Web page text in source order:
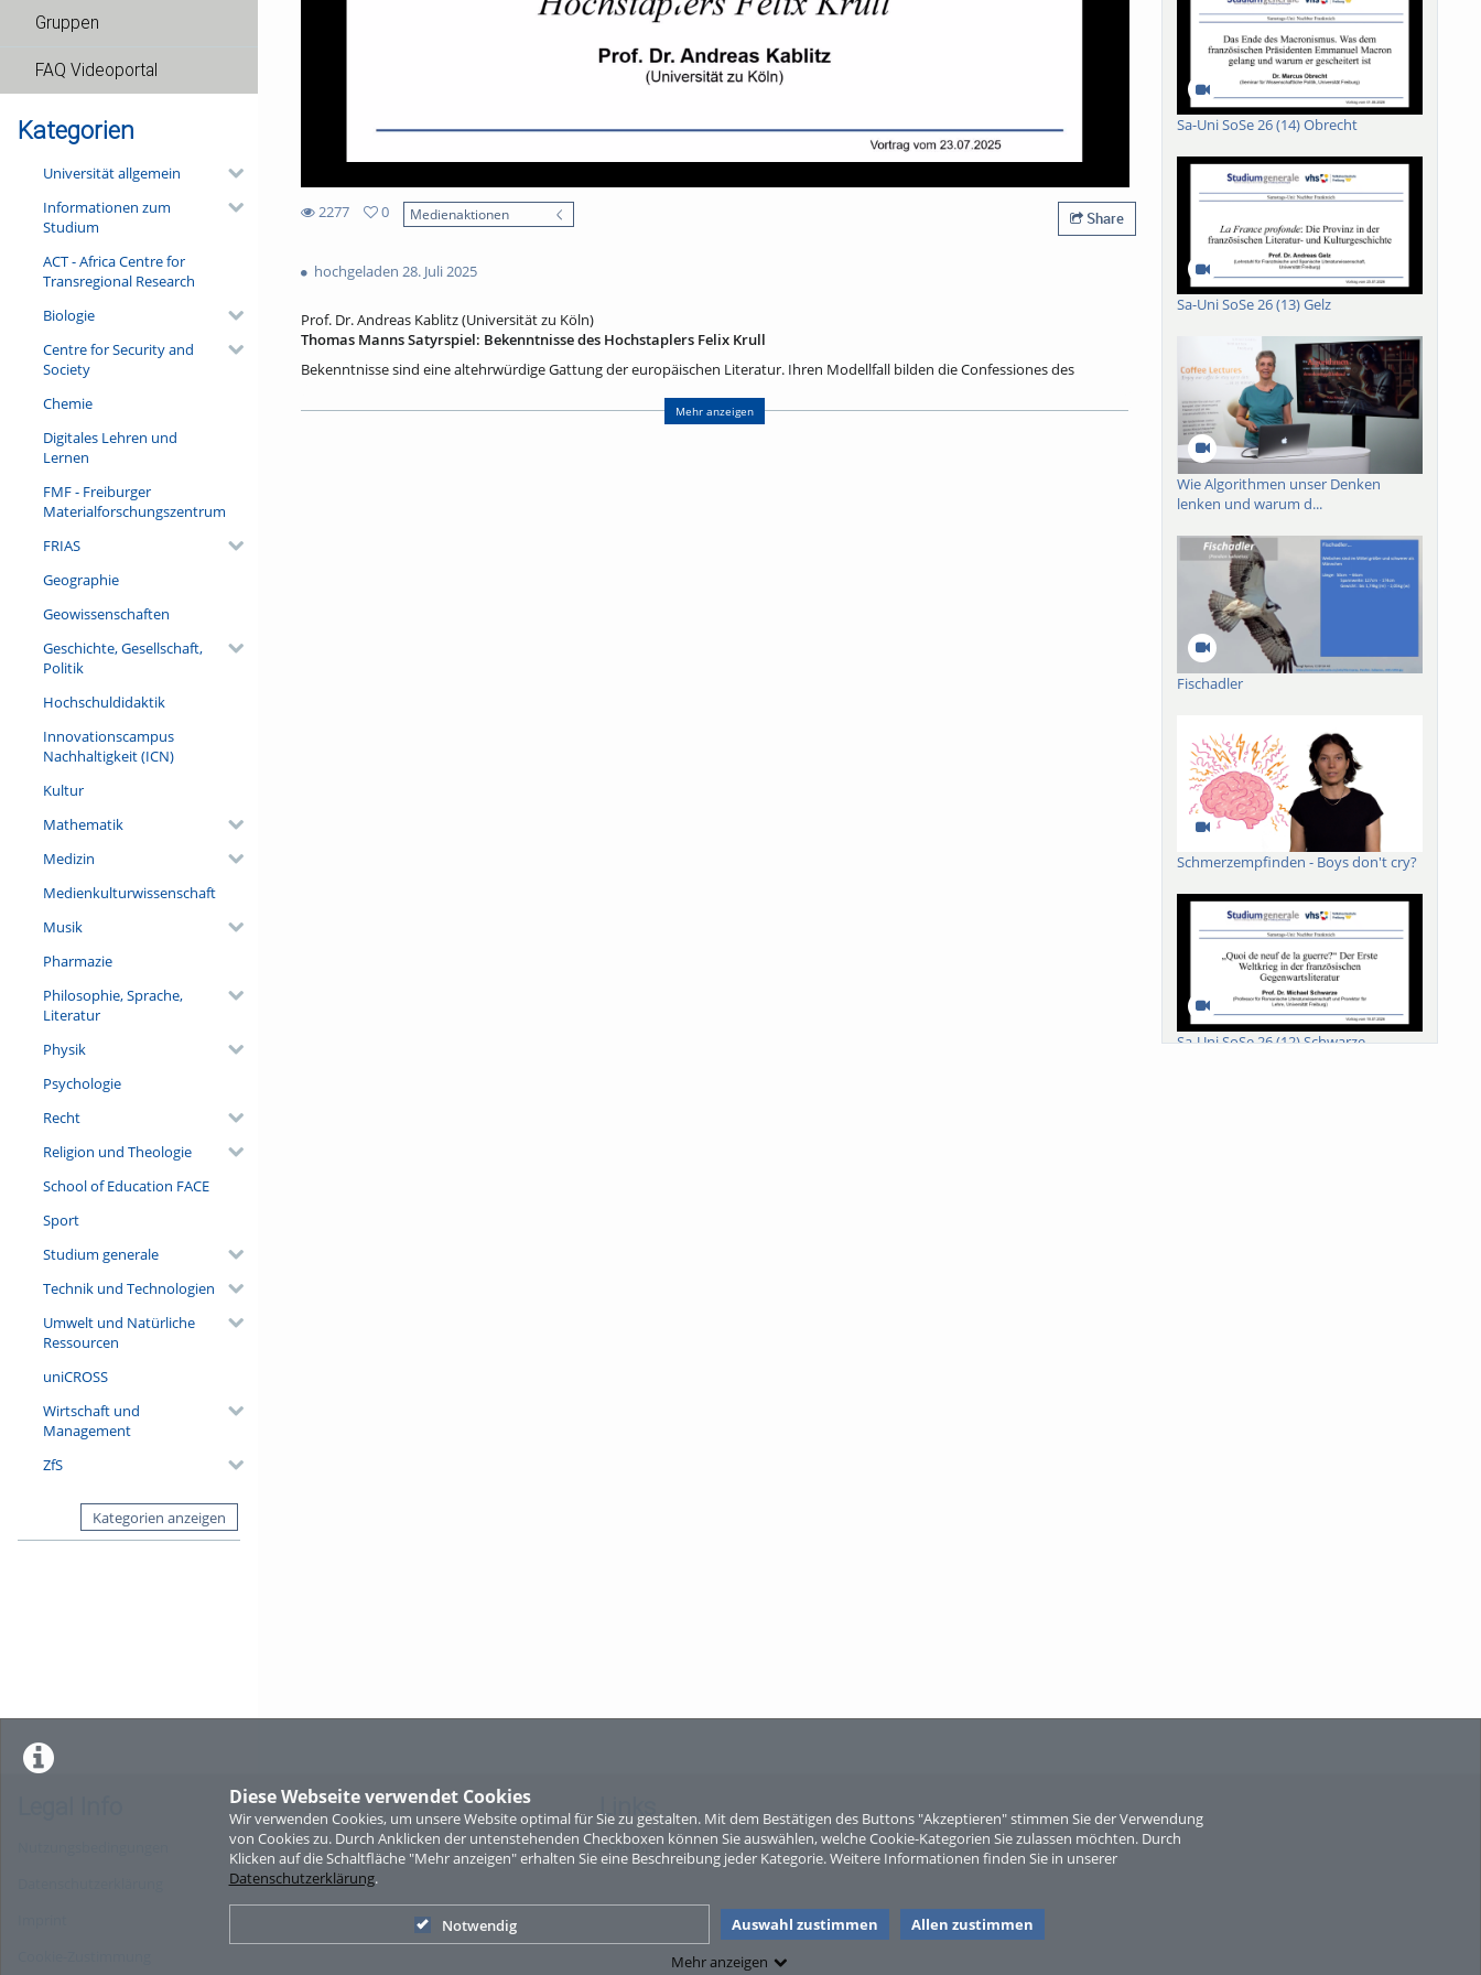
Diese Webseite verwendet Cookies
Wir verwenden Cookies, um unsere Website optimal für Sie zu gestalten. Mit dem Bestätigen des Buttons "Akzeptieren" stimmen Sie der Verwendung
von Cookies zu. Durch Anklicken der untenstehenden Checkboxen können Sie auswählen, welche Cookie-Kategorien Sie zulassen möchten. Durch
Klicken auf die Schaltfläche "Mehr anzeigen" erhalten Sie eine Beschreibung jeder Kategorie. Weitere Informationen finden Sie in unserer
Datenschutzerklärung.
Notwendig Auswahl zustimmen
Allen zustimmen
Mehr anzeigen
Gruppen
FAQ Videoportal
Kategorien
Universität allgemein
Informationen zum
Studium
ACT - Africa Centre for
Transregional Research
Biologie
Centre for Security and
Society
Chemie
Digitales Lehren und
Lernen
FMF - Freiburger
Materialforschungszentrum
FRIAS
Geographie
Geowissenschaften
Geschichte, Gesellschaft,
Politik
Hochschuldidaktik
Innovationscampus
Nachhaltigkeit (ICN)
Kultur
Mathematik
Medizin
Medienkulturwissenschaft
Musik
Pharmazie
Philosophie, Sprache,
Literatur
Physik
Psychologie
Recht
Religion und Theologie
School of Education FACE
Sport
Studium generale
Technik und Technologien
Umwelt und Natürliche
Ressourcen
uniCROSS
Wirtschaft und
Management
ZfS
Kategorien anzeigen
2277
views
0
Medienaktionen Share
hochgeladen 28. Juli 2025
Prof. Dr. Andreas Kablitz (Universität zu Köln)
Thomas Manns Satyrspiel: Bekenntnisse des Hochstaplers Felix Krull
Bekenntnisse sind eine altehrwürdige Gattung der europäischen Literatur. Ihren Modellfall bilden die Confessiones des
Aufklärung seine Confessions gegenüberstellen, die in säkularisierter Weise Rechenschaft über sein Leben geben sollen.
Augenscheinlich auf diese literarische Tradition nimmt Thomas Mann Bezug, wenn er seinem letzten Roman den Titel
Mehr anzeigen
Sa-Uni SoSe 26 (14) Obrecht
Sa-Uni SoSe 26 (13) Gelz
Wie Algorithmen unser Denken
lenken und warum d...
Fischadler
Schmerzempfinden - Boys don't cry?
Sa-Uni SoSe 26 (12) Schwarze
Sperber
Links
Sitemap